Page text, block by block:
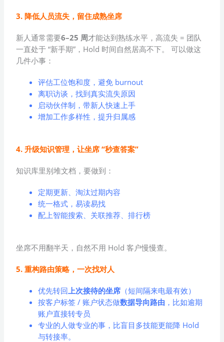
3. 降低人员流失，留住成熟坐席
新人通常需要6–25 周才能达到熟练水平，高流失 = 团队
一直处于 “新手期”，Hold 时间自然居高不下。 可以做这
几件小事：
评估工位饱和度，避免 burnout
离职访谈，找到真实流失原因
启动伙伴制，带新人快速上手
增加工作多样性，提升归属感
4. 升级知识管理，让坐席 “秒查答案”
知识库里别堆文档，要做到：
定期更新、淘汰过期内容
统一格式，易读易找
配上智能搜索、关联推荐、排行榜
坐席不用翻半天，自然不用 Hold 客户慢慢查。
5. 重构路由策略，一次找对人
优先转回 上次接待的坐席 （短间隔来电最有效）
按客户标签 / 账户状态做数据导向路由 ，比如逾期
账户直接转专员
专业的人做专业的事，比盲目多技能更能降 Hold
与转接率。